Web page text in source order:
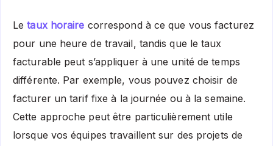
Letaux horaire correspond à ce que vous facturez
pour une heure de travail, tandis que le taux
facturable peut s’appliquer à une unité de temps
différente. Par exemple, vous pouvez choisir de
facturer un tarif fixe à la journée ou à la semaine.
Cette approche peut être particulièrement utile
lorsque vos équipes travaillent sur des projets de